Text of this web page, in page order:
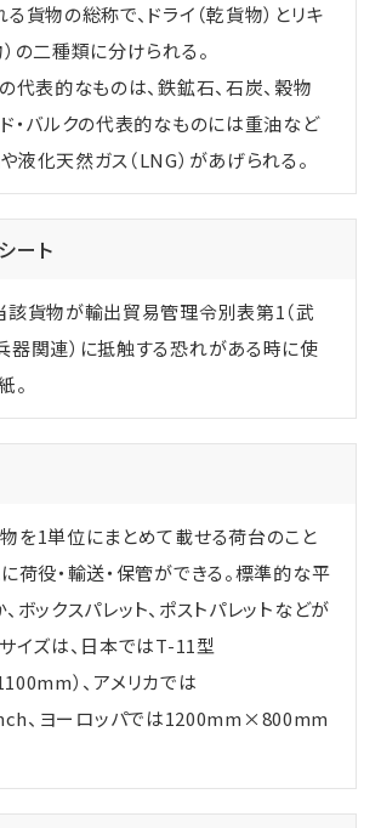
貨物の総称で、ドライ（乾貨物）とリキ
の二種類に分けられる。
の代表的なものは、鉄鉱石、石炭、穀物
ド・バルクの代表的なものには重油など
液化天然ガス（LNG）があげられる。
ート
該貨物が輸出貿易管理令別表第1（武
器関連）に抵触する恐れがある時に使
。
を1単位にまとめて載せる荷台のこと
荷役・輸送・保管ができる。標準的な平
ボックスパレット、ポストパレットなどが
サイズは、日本ではT-11型
）、アメリカでは
、ヨーロッパでは1200mm×800mm